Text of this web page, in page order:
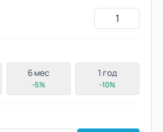
6 мес
-5%
1 год
-10%